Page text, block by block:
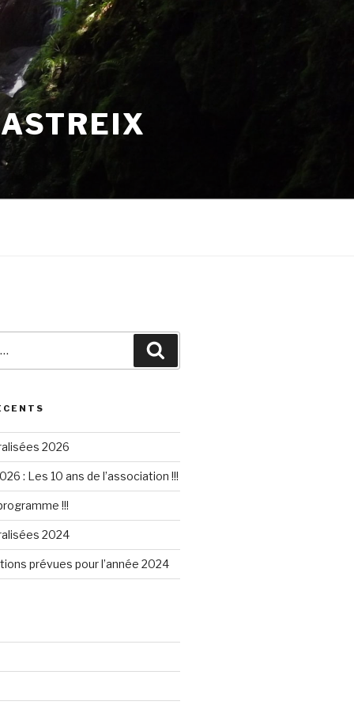
2026
: Les 10 ans de l’association !!!
!!!
2024
prévues pour l’année 2024